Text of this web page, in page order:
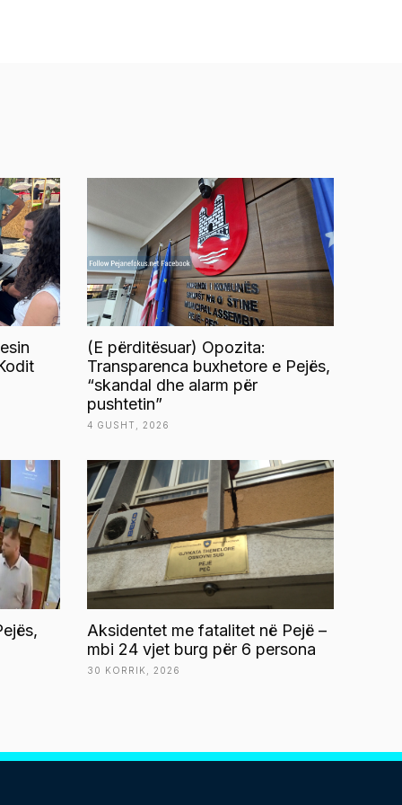
(E përditësuar) Opozita:
Transparenca buxhetore e Pejës,
“skandal dhe alarm për
pushtetin”
4 GUSHT, 2026
Aksidentet me fatalitet në Pejë –
mbi 24 vjet burg për 6 persona
30 KORRIK, 2026